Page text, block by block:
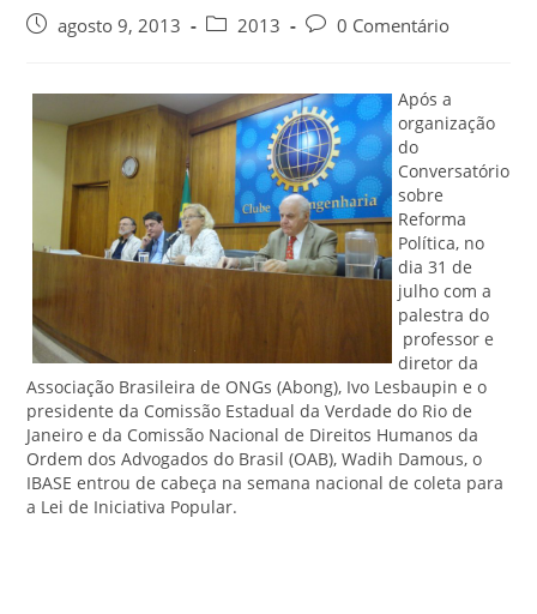
agosto 9, 2013 2013 0 Comentário
Após a
organização
do
Conversatório
sobre
Reforma
Política, no
dia 31 de
julho com a
palestra do
professor e
diretor da
Associação Brasileira de ONGs (Abong), Ivo Lesbaupin e o
presidente da Comissão Estadual da Verdade do Rio de
Janeiro e da Comissão Nacional de Direitos Humanos da
Ordem dos Advogados do Brasil (OAB), Wadih Damous, o
IBASE entrou de cabeça na semana nacional de coleta para
a Lei de Iniciativa Popular.